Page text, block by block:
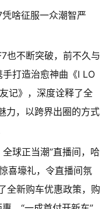
也不断突破，前不久与
手打造治愈神曲《I LO
记》，深度诠释了全
力，以跨界出圈的方式
球正当潮”直播间，哈
喜壕礼，令直播间氛
全新购车优惠政策，购